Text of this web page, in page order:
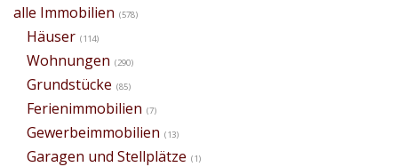
alle Immobilien (578)
Häuser (114)
Wohnungen (290)
Grundstücke (85)
Ferienimmobilien (7)
Gewerbeimmobilien (13)
Garagen und Stellplätze (1)